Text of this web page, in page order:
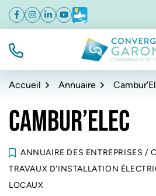
Aller
navigation
Aller
au
Aller
au
de
Facebook
(ouverture dans un nouvel onglet)
Instagram
(ouverture dans un nouvel onglet)
Linkedin
(ouverture dans un nouvel
YouTube
(ouverture dans un
Météo
(ouverture dans un
TÉL.
Accueil Annuaire
CAMBUR’ELEC
ANNUAIRE DES ENTREPRISES /
TRAVAUX D'INSTALLATION
LOCAUX